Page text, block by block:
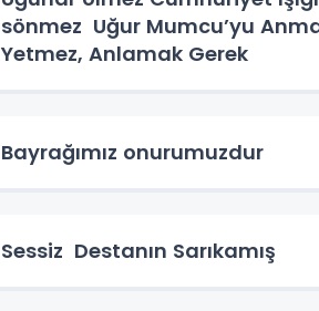
sönmez Uğur Mumcu’yu Anmak
Yetmez, Anlamak Gerek
Bayrağımız onurumuzdur
Sessiz Destanın Sarıkamış